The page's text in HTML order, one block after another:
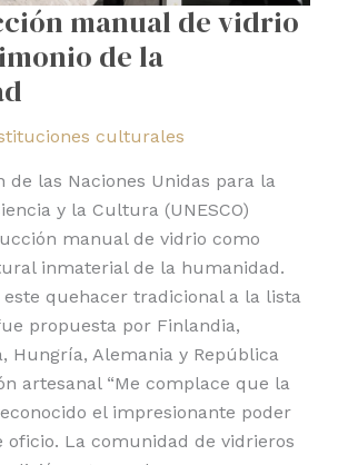
manual de vidrio
de la
culturales
de las Naciones Unidas para la
y la Cultura (UNESCO)
manual de vidrio como
inmaterial de la humanidad.
quehacer tradicional a la lista
propuesta por Finlandia,
Hungría, Alemania y República
artesanal “Me complace que la
el impresionante poder
oficio. La comunidad de vidrieros